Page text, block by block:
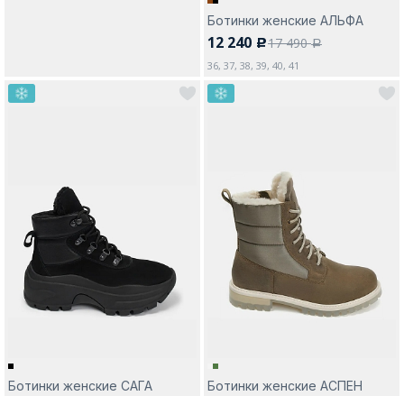
Ботинки женские АЛЬФА
12 240 c17 490a
36, 37, 38, 39, 40, 41
Ботинки женские САГА Ботинки женские АСПЕН